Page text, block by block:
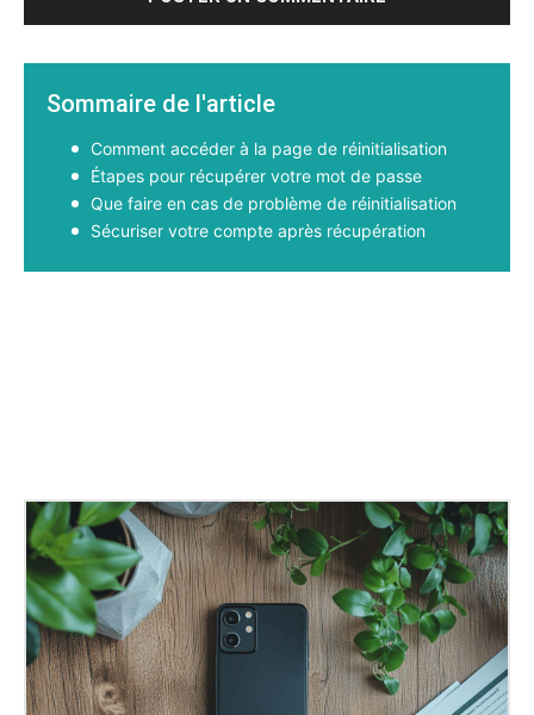
Sommaire de l'article
Comment accéder à la page de réinitialisation
Étapes pour récupérer votre mot de passe
Que faire en cas de problème de réinitialisation
Sécuriser votre compte après récupération